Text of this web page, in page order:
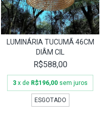
LUMINÁRIA TUCUMÃ 46CM
DIÂM CIL
R$588,00
3 x de R$196,00 sem juros
ESGOTADO